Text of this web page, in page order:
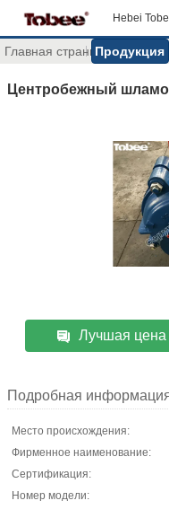
Hebei
Главная страницаПродукция
Центробежный
Лучшая цена
Подробная
Место происхождения:
Фирменное наименование:
Сертификация:
Номер модели: